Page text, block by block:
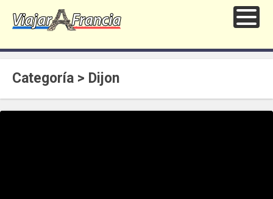
Categoría > Dijon